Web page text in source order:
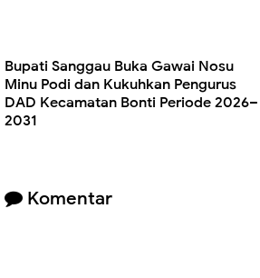
Bupati Sanggau Buka Gawai Nosu
Minu Podi dan Kukuhkan Pengurus
DAD Kecamatan Bonti Periode 2026–
2031
Komentar